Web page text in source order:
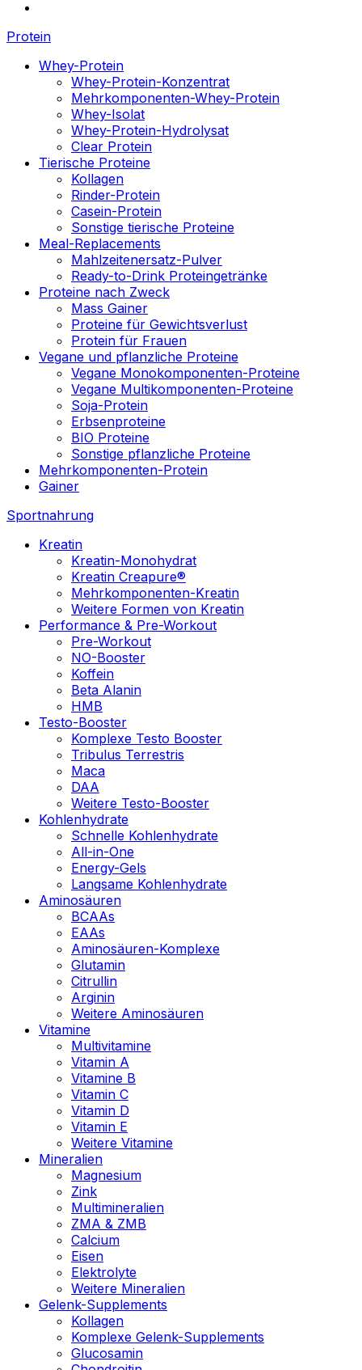
Protein
Whey-Protein
Whey-Protein-Konzentrat
Mehrkomponenten-Whey-Protein
Whey-Isolat
Whey-Protein-Hydrolysat
Clear Protein
Tierische Proteine
Kollagen
Rinder-Protein
Casein-Protein
Sonstige tierische Proteine
Meal-Replacements
Mahlzeitenersatz-Pulver
Ready-to-Drink Proteingetränke
Proteine nach Zweck
Mass Gainer
Proteine für Gewichtsverlust
Protein für Frauen
Vegane und pflanzliche Proteine
Vegane Monokomponenten-Proteine
Vegane Multikomponenten-Proteine
Soja-Protein
Erbsenproteine
BIO Proteine
Sonstige pflanzliche Proteine
Mehrkomponenten-Protein
Gainer
Sportnahrung
Kreatin
Kreatin-Monohydrat
Kreatin Creapure®
Mehrkomponenten-Kreatin
Weitere Formen von Kreatin
Performance & Pre-Workout
Pre-Workout
NO-Booster
Koffein
Beta Alanin
HMB
Testo-Booster
Komplexe Testo Booster
Tribulus Terrestris
Maca
DAA
Weitere Testo-Booster
Kohlenhydrate
Schnelle Kohlenhydrate
All-in-One
Energy-Gels
Langsame Kohlenhydrate
Aminosäuren
BCAAs
EAAs
Aminosäuren-Komplexe
Glutamin
Citrullin
Arginin
Weitere Aminosäuren
Vitamine
Multivitamine
Vitamin A
Vitamine B
Vitamin C
Vitamin D
Vitamin E
Weitere Vitamine
Mineralien
Magnesium
Zink
Multimineralien
ZMA & ZMB
Calcium
Eisen
Elektrolyte
Weitere Mineralien
Gelenk-Supplements
Kollagen
Komplexe Gelenk-Supplements
Glucosamin